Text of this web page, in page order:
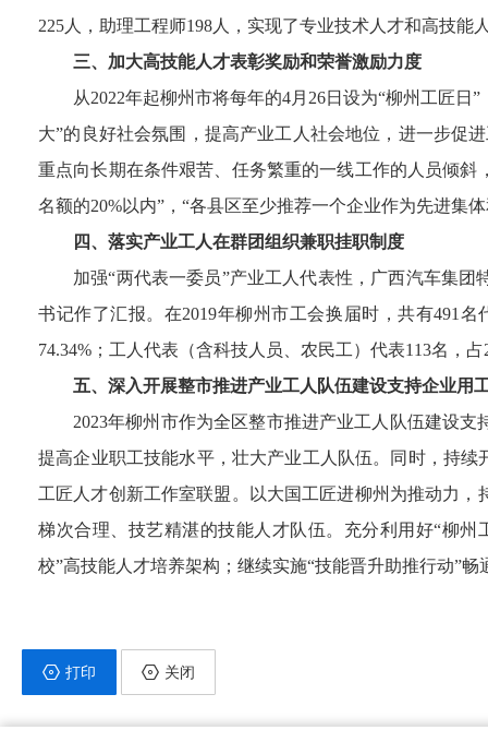
225人，助理工程师198人，实现了专业技术人才和高技能
三、加大高技能人才表彰奖励和荣誉激励力度
从2022年起柳州市将每年的4月26日设为“柳州工匠
大”的良好社会氛围，提高产业工人社会地位，进一步促
重点向长期在条件艰苦、任务繁重的一线工作的人员倾
名额的20%以内”，“各县区至少推荐一个企业作为先进集
四、落实产业工人在群团组织兼职挂职制度
加强“两代表一委员”产业工人代表性，广西汽车集
书记作了汇报。在2019年柳州市工会换届时，共有491
74.34%；工人代表（含科技人员、农民工）代表113名，
五、深入开展整市推进产业工人队伍建设支持企业用
2023年柳州市作为全区整市推进产业工人队伍建设
提高企业职工技能水平，壮大产业工人队伍。同时，持
工匠人才创新工作室联盟。以大国工匠进柳州为推动力
梯次合理、技艺精湛的技能人才队伍。充分利用好“柳
校”高技能人才培养架构；继续实施“技能晋升助推行动”
打印 关闭